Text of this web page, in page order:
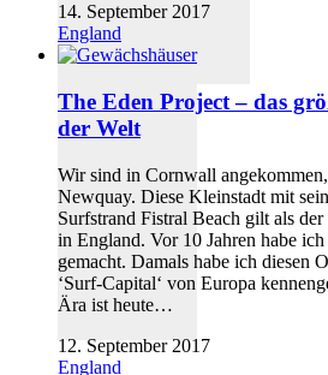
14. September 2017
England
The Eden Project – das
der Welt
Wir sind in Cornwall
Newquay. Diese Kleinstadt mit
Surfstrand Fistral Beach gilt als
in England. Vor 10 Jahren habe
gemacht. Damals habe ich diesen
‘Surf-Capital‘ von Europa
Ära ist heute…
12. September 2017
England